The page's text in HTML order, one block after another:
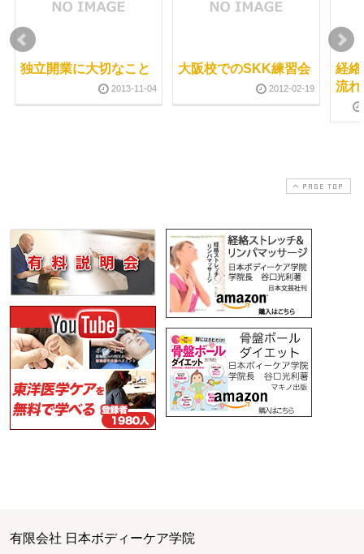
独立開業に大切なこと
2013-11-04
大阪校でのSKK練習会
2012-02-19
経
流
PAGE TOP
有限会社 日本ボディーケア学院